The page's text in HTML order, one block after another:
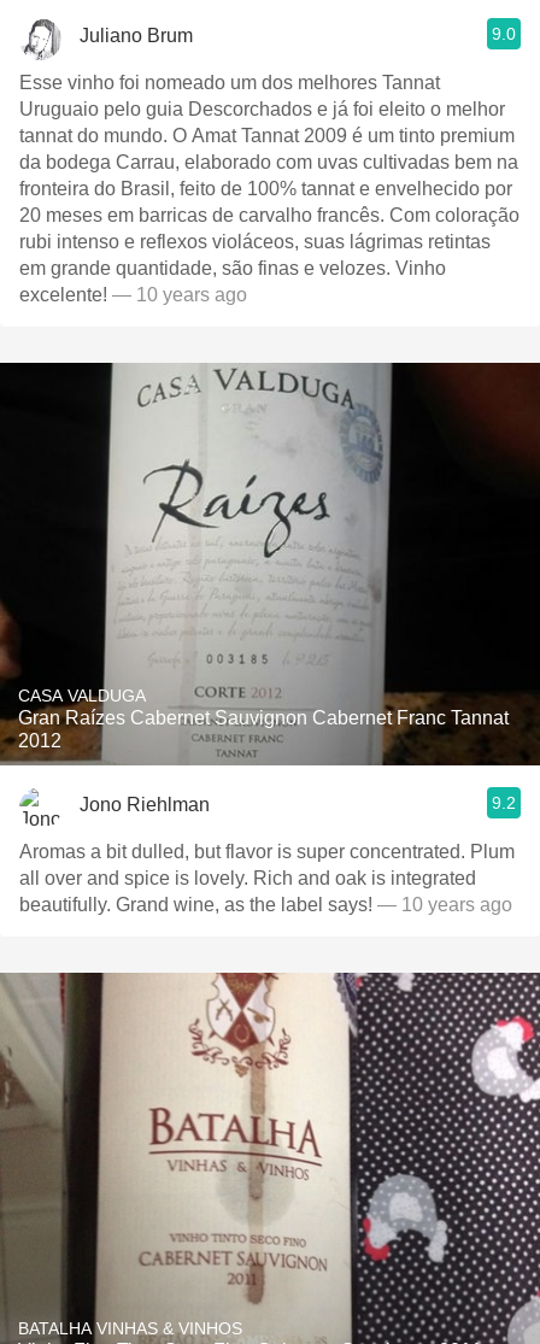
Juliano Brum 9.0
Esse vinho foi nomeado um dos melhores Tannat
Uruguaio pelo guia Descorchados e já foi eleito o melhor
tannat do mundo. O Amat Tannat 2009 é um tinto premium
da bodega Carrau, elaborado com uvas cultivadas bem na
fronteira do Brasil, feito de 100% tannat e envelhecido por
20 meses em barricas de carvalho francês. Com coloração
rubi intenso e reflexos violáceos, suas lágrimas retintas
em grande quantidade, são finas e velozes. Vinho
excelente! — 10 years ago
CASA VALDUGA
Gran Raízes Cabernet Sauvignon Cabernet Franc Tannat
2012
Jono Riehlman 9.2
Aromas a bit dulled, but flavor is super concentrated. Plum
all over and spice is lovely. Rich and oak is integrated
beautifully. Grand wine, as the label says! — 10 years ago
BATALHA VINHAS & VINHOS